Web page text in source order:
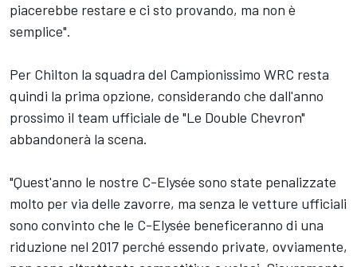
piacerebbe restare e ci sto provando, ma non è
semplice".
Per Chilton la squadra del Campionissimo WRC resta
quindi la prima opzione, considerando che dall'anno
prossimo il team ufficiale de "Le Double Chevron"
abbandonerà la scena.
"Quest'anno le nostre C-Elysée sono state penalizzate
molto per via delle zavorre, ma senza le vetture ufficiali
sono convinto che le C-Elysée beneficeranno di una
riduzione nel 2017 perché essendo private, ovviamente,